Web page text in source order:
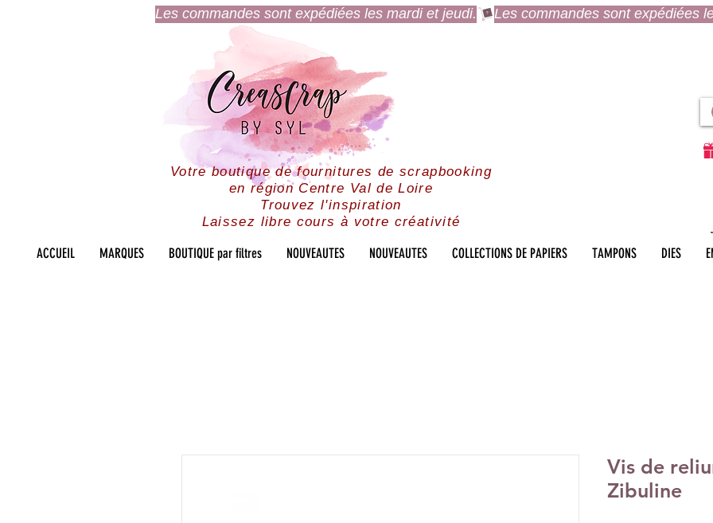
Les commandes sont expédiées les mardi et jeudi.
Votre boutique de fournitures de scrapbooking
en région Centre Val de Loire
Trouvez l'inspiration
Laissez libre cours à votre créativité
ACCUEIL MARQUES BOUTIQUE par filtres NOUVEAUTES NOUVEAUTES COLLECTIONS DE PAPIERS TAMPONS DIES
Vis de
Zibuline